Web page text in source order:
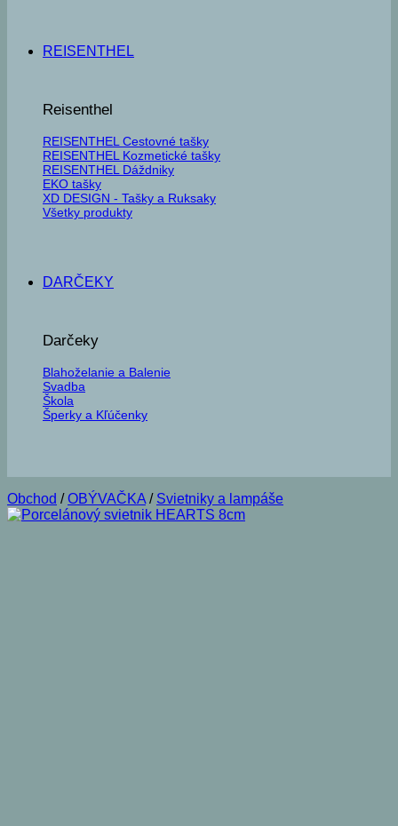
REISENTHEL
Reisenthel
REISENTHEL Cestovné tašky
REISENTHEL Kozmetické tašky
REISENTHEL Dáždniky
EKO tašky
XD DESIGN - Tašky a Ruksaky
Všetky produkty
DARČEKY
Darčeky
Blahoželanie a Balenie
Svadba
Škola
Šperky a Kľúčenky
Obchod / OBÝVAČKA / Svietniky a lampáše